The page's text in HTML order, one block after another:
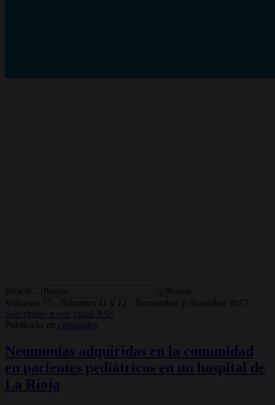
Buscar...
Volumen 75 - Números 11 y 12 - Noviembre y diciembre 2017
Suscribirse a este canal RSS
Publicado en
Originales
Neumonías adquiridas en la comunidad
en pacientes pediátricos en un hospital de
La Rioja